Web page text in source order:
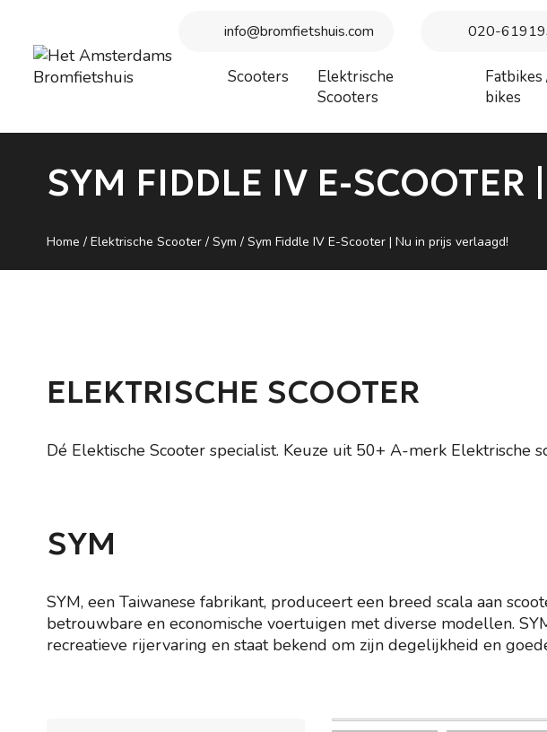
info@bromfietshuis.com 020-
Scooters
Elektrische
Scooters
Fatbikes
bikes
SYM FIDDLE IV E-SCOOTER
Home / Elektrische Scooter / Sym / Sym Fiddle IV E-Scooter | Nu in prijs verlaagd!
ELEKTRISCHE SCOOTER
Dé Elektische Scooter specialist. Keuze uit 50+ A-merk Elektrische
SYM
SYM, een Taiwanese fabrikant, produceert een breed scala aan
betrouwbare en economische voertuigen met diverse modellen.
recreatieve rijervaring en staat bekend om zijn degelijkheid en